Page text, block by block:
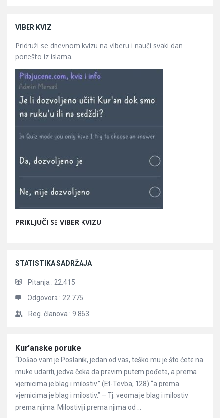
VIBER KVIZ
Pridruži se dnevnom kvizu na Viberu i nauči svaki dan
ponešto iz islama.
PRIKLJUČI SE VIBER KVIZU
STATISTIKA SADRŽAJA
Pitanja : 22.415
Odgovora : 22.775
Reg. članova : 9.863
Članci
Kur'anske poruke
“Došao vam je Poslanik, jedan od vas, teško mu je što ćete na
muke udariti, jedva čeka da pravim putem pođete, a prema
vjernicima je blag i milostiv.” (Et-Tevba, 128) “a prema
vjernicima je blag i milostiv.” – Tj. veoma je blag i milostiv
prema njima. Milostiviji prema njima od ...